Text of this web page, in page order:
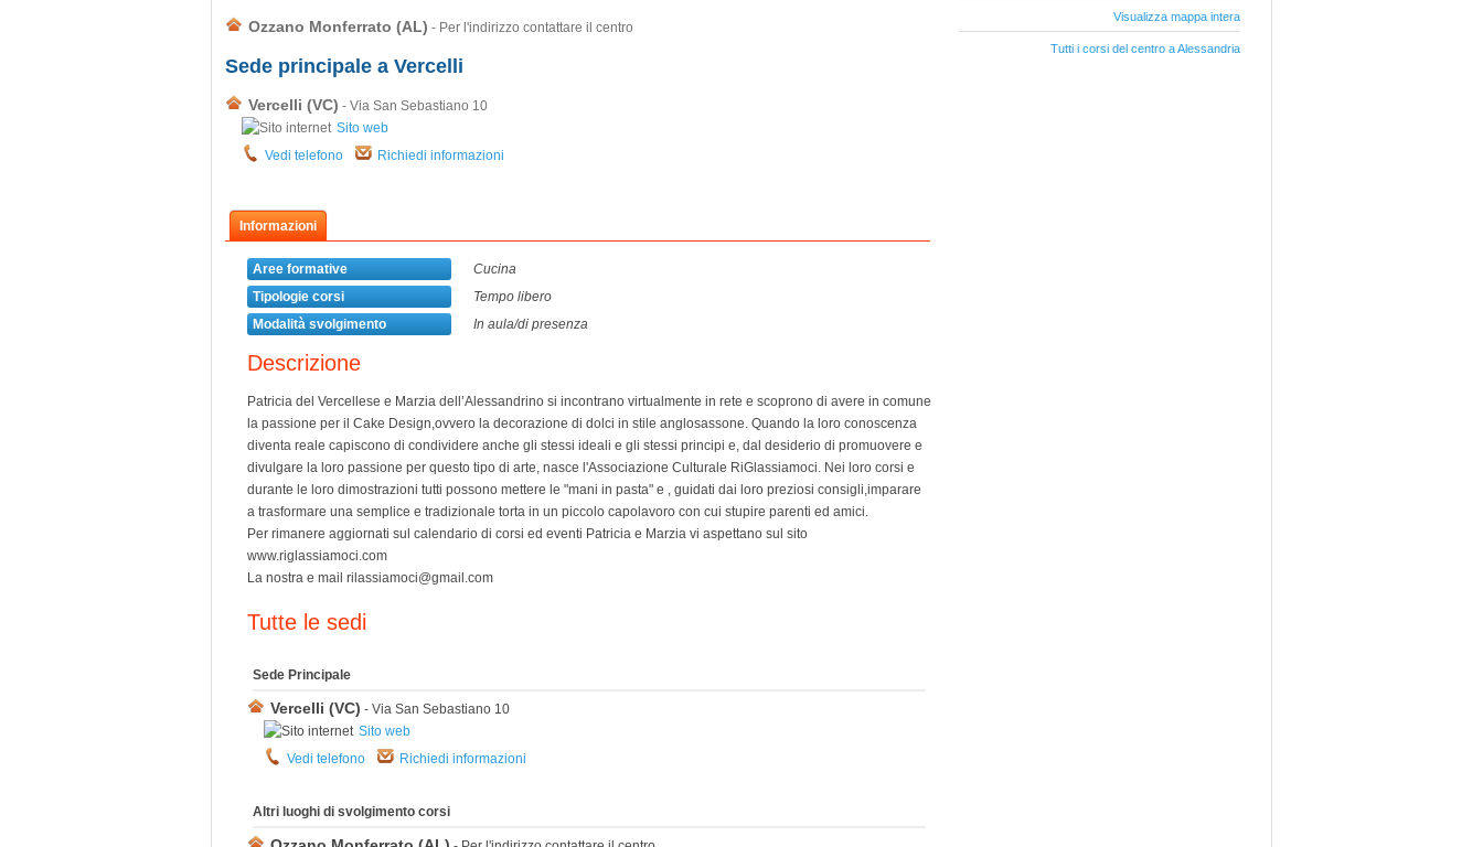
Ozzano Monferrato (AL) - Per l'indirizzo contattare il centro
Sede principale a Vercelli
Vercelli (VC) - Via San Sebastiano 10
Sito web
Vedi telefono
Richiedi informazioni
Informazioni
Aree formative
Cucina
Tipologie corsi
Tempo libero
Modalità svolgimento
In aula/di presenza
Descrizione
Patricia del Vercellese e Marzia dell’Alessandrino si incontrano virtualmente in rete e scoprono di avere in comune
la passione per il Cake Design,ovvero la decorazione di dolci in stile anglosassone. Quando la loro conoscenza
diventa reale capiscono di condividere anche gli stessi ideali e gli stessi principi e, dal desiderio di promuovere e
divulgare la loro passione per questo tipo di arte, nasce l'Associazione Culturale RiGlassiamoci. Nei loro corsi e
durante le loro dimostrazioni tutti possono mettere le "mani in pasta" e , guidati dai loro preziosi consigli,imparare
a trasformare una semplice e tradizionale torta in un piccolo capolavoro con cui stupire parenti ed amici.
Per rimanere aggiornati sul calendario di corsi ed eventi Patricia e Marzia vi aspettano sul sito
www.riglassiamoci.com
La nostra e mail rilassiamoci@gmail.com
Tutte le sedi
Sede Principale
Vercelli (VC) - Via San Sebastiano 10
Sito web
Vedi telefono
Richiedi informazioni
Altri luoghi di svolgimento corsi
Visualizza mappa intera
Tutti i corsi del centro a Alessandria